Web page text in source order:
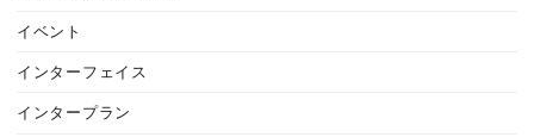
イベント
インターフェイス
インタープラン